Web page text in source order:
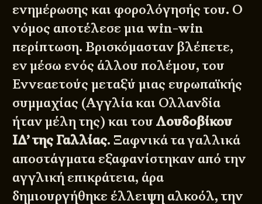
ενημέρωσης και φορολόγησής του. Ο
νόμος αποτέλεσε μια win-win
περίπτωση. Βρισκόμασταν βλέπετε,
εν μέσω ενός άλλου πολέμου, του
Εννεαετούς μεταξύ μιας ευρωπαϊκής
συμμαχίας (Αγγλία και Ολλανδία
ήταν μέλη της) και τουΛουδοβίκου
ΙΔ’ της Γαλλίας. Ξαφνικά τα γαλλικά
αποστάγματα εξαφανίστηκαν από την
αγγλική επικράτεια, άρα
δημιουργήθηκε έλλειψη αλκοόλ, την